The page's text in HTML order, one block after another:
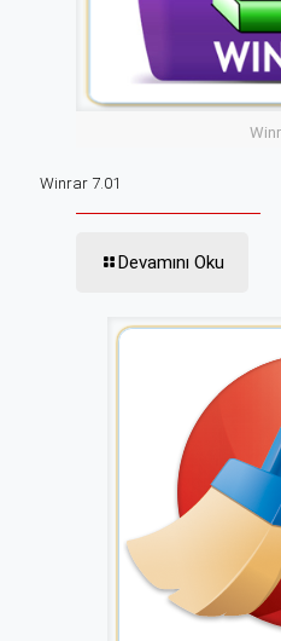
Winrar 7.01
Devamını Oku